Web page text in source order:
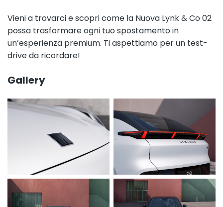
Vieni a trovarci e scopri come la Nuova Lynk & Co 02
possa trasformare ogni tuo spostamento in
un’esperienza premium. Ti aspettiamo per un test-
drive da ricordare!
Gallery